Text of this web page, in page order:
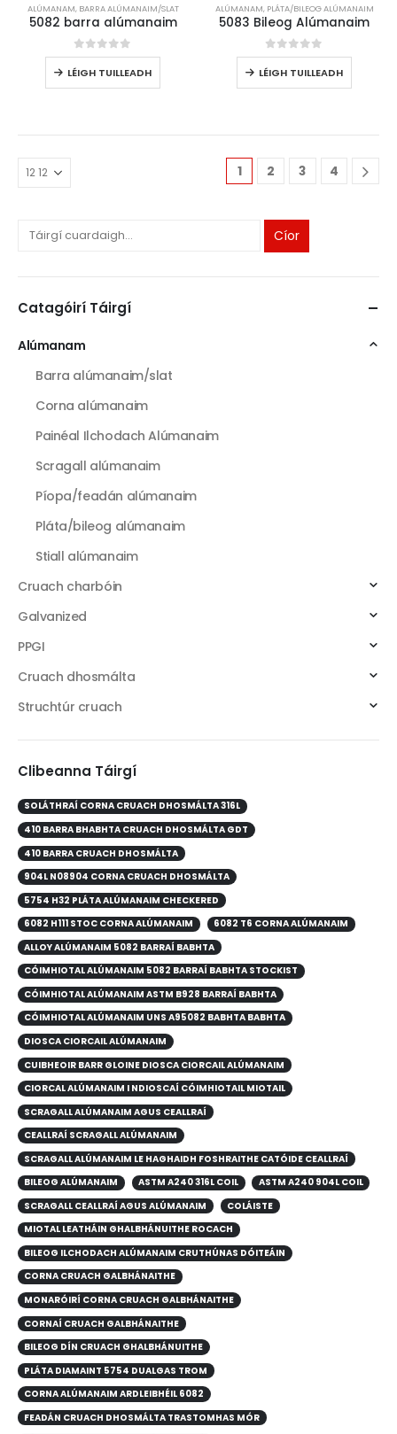
ALÚMANAM, BARRA ALÚMANAIM/SLAT
5082 barra alúmanaim
0As 5
LÉIGH TUILLEADH
ALÚMANAM, PLÁTA/BILEOG ALÚMANAIM
5083 Bileog Alúmanaim
0As 5
LÉIGH TUILLEADH
1 2 3 4
Cíor
Catagóirí Táirgí
Alúmanam
Barra alúmanaim/slat
Corna alúmanaim
Painéal Ilchodach Alúmanaim
Scragall alúmanaim
Píopa/feadán alúmanaim
Pláta/bileog alúmanaim
Stiall alúmanaim
Cruach charbóin
Galvanized
PPGI
Cruach dhosmálta
Struchtúr cruach
Clibeanna Táirgí
SOLÁTHRAÍ CORNA CRUACH DHOSMÁLTA 316L
410 BARRA BHABHTA CRUACH DHOSMÁLTA GDT
410 BARRA CRUACH DHOSMÁLTA
904L N08904 CORNA CRUACH DHOSMÁLTA
5754 H32 PLÁTA ALÚMANAIM CHECKERED
6082 H111 STOC CORNA ALÚMANAIM
6082 T6 CORNA ALÚMANAIM
ALLOY ALÚMANAIM 5082 BARRAÍ BABHTA
CÓIMHIOTAL ALÚMANAIM 5082 BARRAÍ BABHTA STOCKIST
CÓIMHIOTAL ALÚMANAIM ASTM B928 BARRAÍ BABHTA
CÓIMHIOTAL ALÚMANAIM UNS A95082 BABHTA BABHTA
DIOSCA CIORCAIL ALÚMANAIM
CUIBHEOIR BARR GLOINE DIOSCA CIORCAIL ALÚMANAIM
CIORCAL ALÚMANAIM I NDIOSCAÍ CÓIMHIOTAIL MIOTAIL
SCRAGALL ALÚMANAIM AGUS CEALLRAÍ
CEALLRAÍ SCRAGALL ALÚMANAIM
SCRAGALL ALÚMANAIM LE HAGHAIDH FOSHRAITHE CATÓIDE CEALLRAÍ
BILEOG ALÚMANAIM
ASTM A240 316L COIL
ASTM A240 904L COIL
SCRAGALL CEALLRAÍ AGUS ALÚMANAIM
COLÁISTE
MIOTAL LEATHÁIN GHALBHÁNUITHE ROCACH
BILEOG ILCHODACH ALÚMANAIM CRUTHÚNAS DÓITEÁIN
CORNA CRUACH GALBHÁNAITHE
MONARÓIRÍ CORNA CRUACH GALBHÁNAITHE
CORNAÍ CRUACH GALBHÁNAITHE
BILEOG DÍN CRUACH GHALBHÁNUITHE
PLÁTA DIAMAINT 5754 DUALGAS TROM
CORNA ALÚMANAIM ARDLEIBHÉIL 6082
FEADÁN CRUACH DHOSMÁLTA TRASTOMHAS MÓR